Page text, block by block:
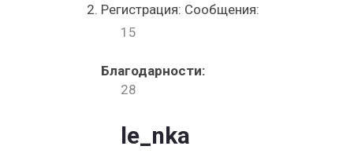
Регистрация: Сообщения:
15
Благодарности:
28
le_nka